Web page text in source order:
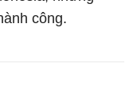
công.